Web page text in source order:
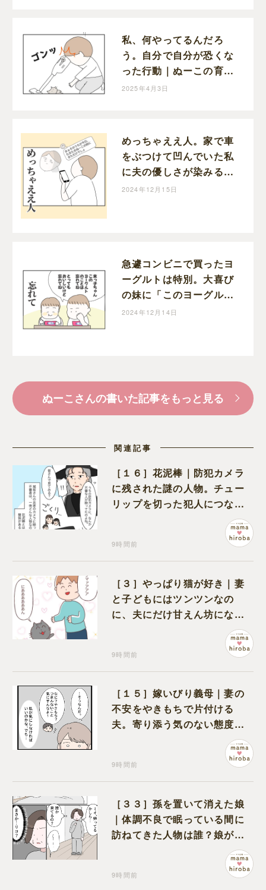
私、何やってるんだろ
う。自分で自分が恐くな
った行動｜ぬーこの育児
漫画
2025年4月3日
めっちゃええ人。家で車
をぶつけて凹んでいた私
に夫の優しさが染みる｜
ぬーこの育児漫画
2024年12月15日
急遽コンビニで買ったヨ
ーグルトは特別。大喜び
の妹に「このヨーグルト
のことは忘れてね」と釘
2024年12月14日
ぬーこさんの書いた記事をもっと見る
関連記事
［１６］花泥棒｜防犯カメラ
に残された謎の人物。チュー
リップを切った犯人につなが
る証拠になるのか期待する
9時間前
［３］やっぱり猫が好き｜妻
と子どもにはツンツンなの
に、夫にだけ甘えん坊になる
9時間前
［１５］嫁いびり義母｜妻の
不安をやきもちで片付ける
夫。寄り添う気のない態度に
9時間前
［３３］孫を置いて消えた娘
｜体調不良で眠っている間に
訪ねてきた人物は誰？娘が戻
ってきたのかと不安になる
9時間前